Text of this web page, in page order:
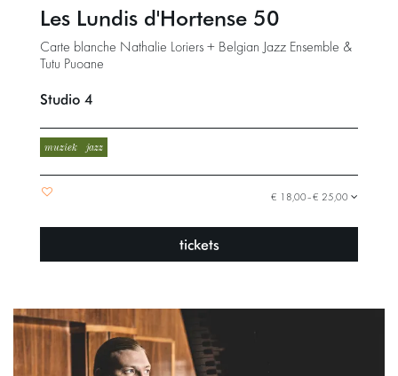
Les Lundis d'Hortense 50
Carte blanche Nathalie Loriers + Belgian Jazz Ensemble &
Tutu Puoane
Studio 4
muziek jazz
€ 18,00–€ 25,00
tickets